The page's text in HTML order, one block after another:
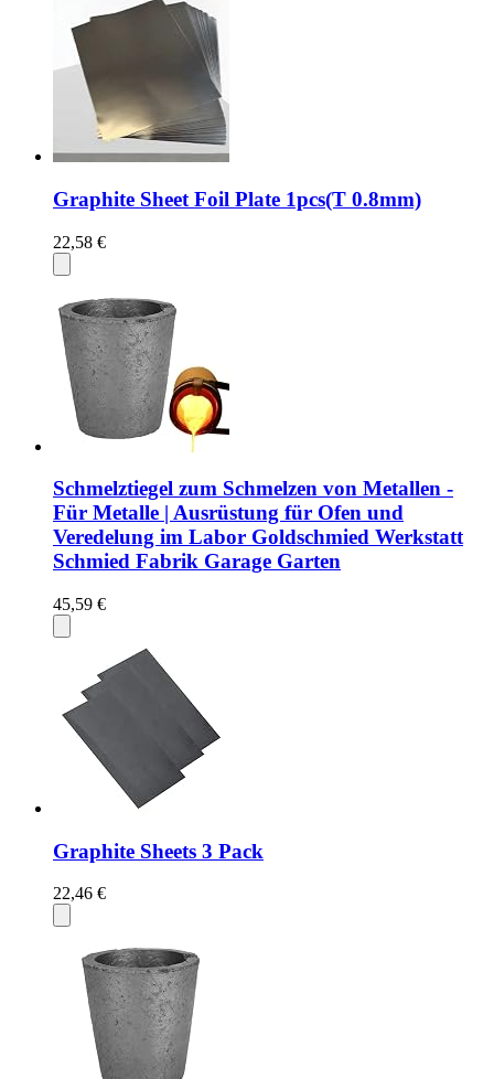
Graphite Sheet Foil Plate 1pcs(T 0.8mm)
22,58 €
Schmelztiegel zum Schmelzen von Metallen -
Für Metalle | Ausrüstung für Ofen und
Veredelung im Labor Goldschmied Werkstatt
Schmied Fabrik Garage Garten
45,59 €
Graphite Sheets 3 Pack
22,46 €